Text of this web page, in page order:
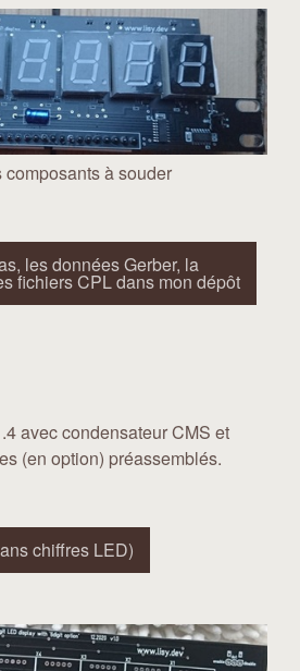
à souder
les données Gerber, la
fichiers CPL dans mon dépôt
avec condensateur CMS et
(en option) préassemblés.
chiffres LED)